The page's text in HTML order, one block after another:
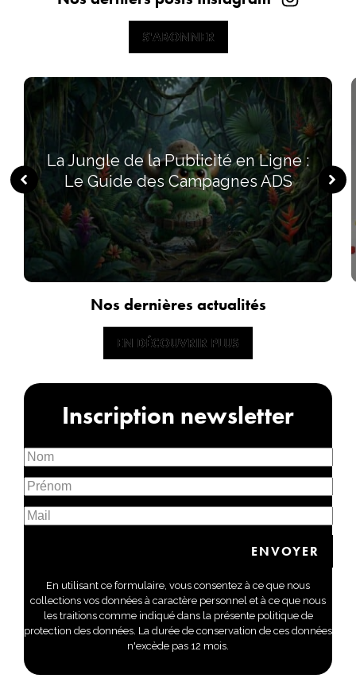
S'ABONNER
S'ABONNER
La Jungle de la Publicité en Ligne :
Le Guide des Campagnes ADS
Nos dernières actualités
EN DÉCOUVRIR PLUS
EN DÉCOUVRIR PLUS
Inscription newsletter
En utilisant ce formulaire, vous consentez à ce que nous
collections vos données à caractère personnel et à ce que nous
les traitions comme indiqué dans la présente politique de
protection des données. La durée de conservation de ces données
n'excède pas 12 mois.